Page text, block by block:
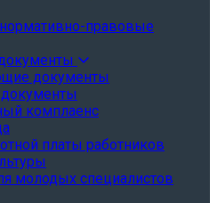
правовые
документы
комплаенс
платы работников
молодых специалистов